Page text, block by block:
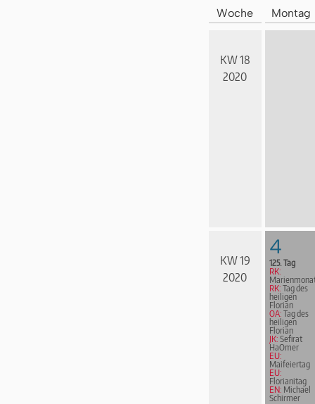
Woche Montag
KW 18
2020
KW 19
2020
4
125. Tag
RK:
RK: Tag des
heiligen
Florian
OA: Tag des
heiligen
Florian
JK: Sefirat
HaOmer
EU:
Maifeiertag
EU:
Florianitag
EN: Michael
Schirmer